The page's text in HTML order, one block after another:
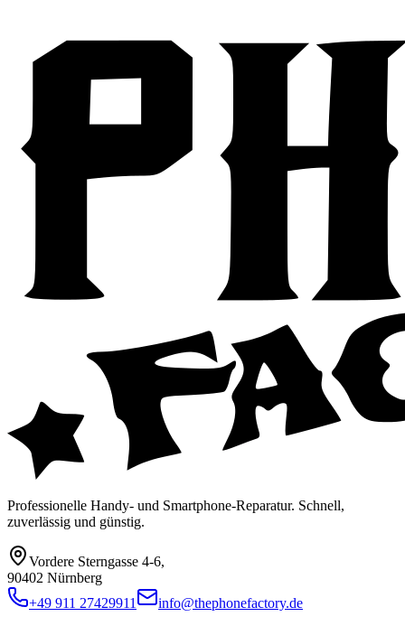
Professionelle Handy- und Smartphone-Reparatur. Schnell,
zuverlässig und günstig.
Vordere Sterngasse 4-6,
90402 Nürnberg
+49 911 27429911
info@thephonefactory.de